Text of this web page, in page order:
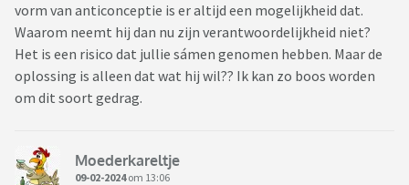
vorm van anticonceptie is er altijd een mogelijkheid dat.
Waarom neemt hij dan nu zijn verantwoordelijkheid niet?
Het is een risico dat jullie sámen genomen hebben. Maar de
oplossing is alleen dat wat hij wil?? Ik kan zo boos worden
om dit soort gedrag.
Moederkareltje
09-02-2024om 13:06